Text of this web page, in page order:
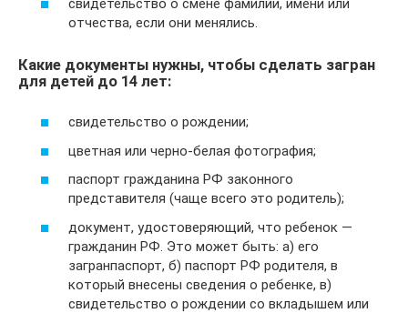
свидетельство о cмене фамилии, имени или
отчества, если они менялись.
Какие документы нужны, чтобы сделать загран
для детей до 14 лет:
свидетельство о рождении;
цветная или черно-белая фотография;
паспорт гражданина РФ законного
представителя (чаще всего это родитель);
документ, удостоверяющий, что ребенок —
гражданин РФ. Это может быть: а) его
загранпаспорт, б) паспорт РФ родителя, в
который внесены сведения о ребенке, в)
свидетельство о рождении со вкладышем или